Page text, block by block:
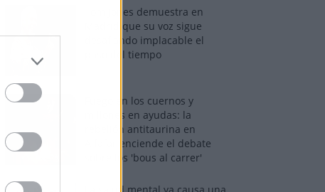
Tom Jones demuestra en
Madrid que su voz sigue
desafiando implacable el
paso del tiempo
Fuego en los cuernos y
millones en ayudas: la
rebelión antitaurina en
Alfafar enciende el debate
sobre los 'bous al carrer'